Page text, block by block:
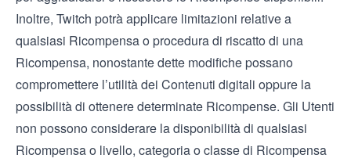
Inoltre, Twitch potrà applicare limitazioni relative a
qualsiasi Ricompensa o procedura di riscatto di una
Ricompensa, nonostante dette modifiche possano
compromettere l’utilità dei Contenuti digitali oppure la
possibilità di ottenere determinate Ricompense. Gli Utenti
non possono considerare la disponibilità di qualsiasi
Ricompensa o livello, categoria o classe di Ricompensa